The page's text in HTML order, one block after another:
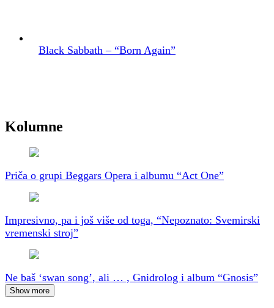
Black Sabbath – “Born Again”
Kolumne
Priča o grupi Beggars Opera i albumu “Act One”
Impresivno, pa i još više od toga, “Nepoznato: Svemirski
vremenski stroj”
Ne baš ‘swan song’, ali … , Gnidrolog i album “Gnosis”
Show more